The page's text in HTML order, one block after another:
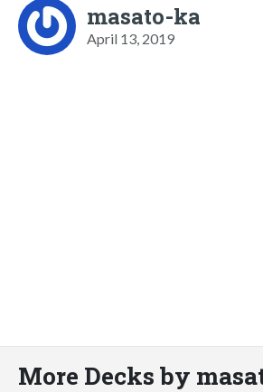
masato-ka
April 13, 2019
More Decks by